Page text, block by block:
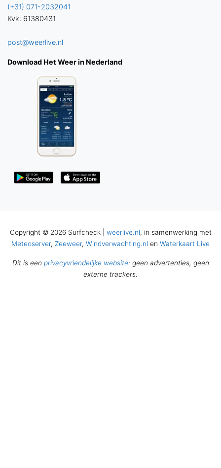
(+31) 071-2032041
Kvk: 61380431
post@weerlive.nl
Download Het Weer in Nederland
Copyright © 2026 Surfcheck | weerlive.nl, in samenwerking met
Meteoserver, Zeeweer, Windverwachting.nl en Waterkaart Live
Dit is een privacyvriendelijke website: geen advertenties, geen
externe trackers.